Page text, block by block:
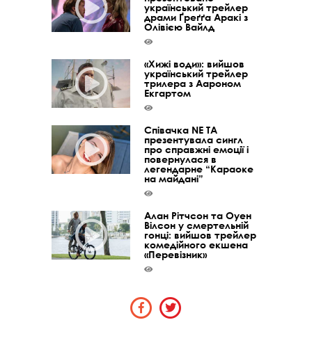
український трейлер
драми Ґреґґа Аракі з
Олівією Вайлд
«Хижі води»: вийшов
український трейлер
трилера з Аароном
Екгартом
Співачка NE TA
презентувала сингл
про справжні емоції і
повернулася в
легендарне “Караоке
на майдані”
Алан Рітчсон та Оуен
Вілсон у смертельній
гонці: вийшов трейлер
комедійного екшена
«Перевізник»